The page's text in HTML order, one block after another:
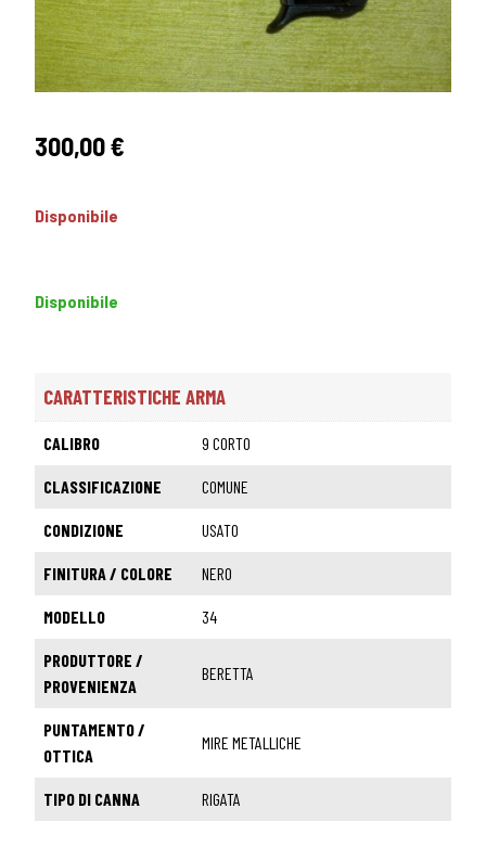
300,00€
Disponibile
Disponibile
CARATTERISTICHE ARMA
CALIBRO 9 CORTO
CLASSIFICAZIONE COMUNE
CONDIZIONE USATO
FINITURA / COLORE NERO
MODELLO 34
PRODUTTORE /
PROVENIENZA
BERETTA
PUNTAMENTO /
OTTICA
MIRE METALLICHE
TIPO DI CANNA RIGATA